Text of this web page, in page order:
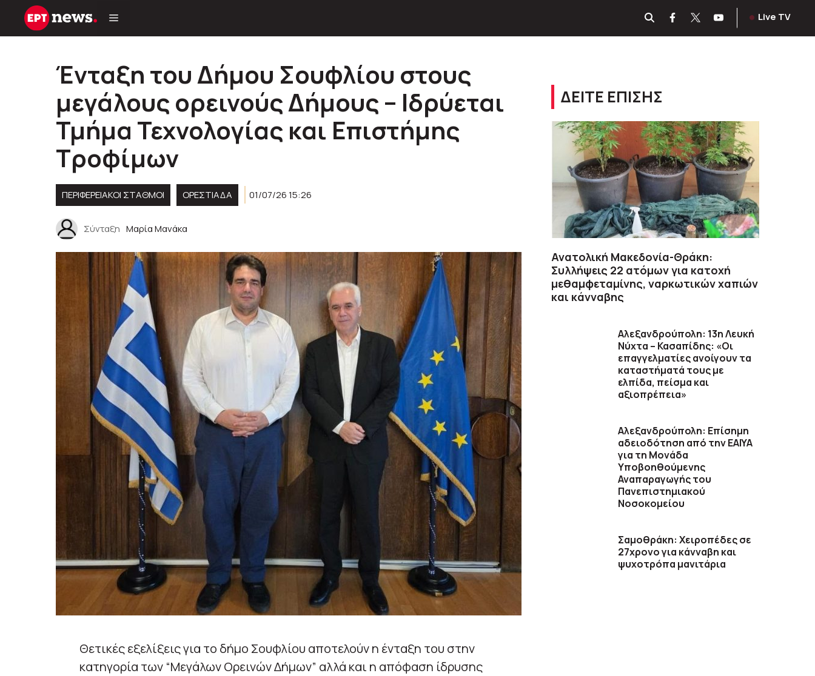
Μετάβαση
Live TV
Ένταξη του Δήμου Σουφλίου στους
μεγάλους ορεινούς Δήμους – Ιδρύεται
Τμήμα Τεχνολογίας και Επιστήμης
Τροφίμων
ΠΕΡΙΦΕΡΕΙΑΚΟΊ ΣΤΑΘΜΟΊ ΟΡΕΣΤΙΑΔΑ 01/07/26 15:26
Σύνταξη Μαρία Μανάκα
Θετικές εξελίξεις για το δήμο Σουφλίου αποτελούν η ένταξη του στην
κατηγορία των “Μεγάλων Ορεινών Δήμων” αλλά και η απόφαση ίδρυσης
ΔΕΙΤΕ ΕΠΙΣΗΣ
Ανατολική Μακεδονία-Θράκη:
Συλλήψεις 22 ατόμων για κατοχή
μεθαμφεταμίνης, ναρκωτικών χαπιών
και κάνναβης
Αλεξανδρούπολη: 13η Λευκή
Νύχτα – Κασαπίδης: «Οι
επαγγελματίες ανοίγουν τα
καταστήματά τους με
ελπίδα, πείσμα και
αξιοπρέπεια»
Αλεξανδρούπολη: Επίσημη
αδειοδότηση από την ΕΑΙΥΑ
για τη Μονάδα
Υποβοηθούμενης
Αναπαραγωγής του
Πανεπιστημιακού
Νοσοκομείου
Σαμοθράκη: Χειροπέδες σε
27χρονο για κάνναβη και
ψυχοτρόπα μανιτάρια